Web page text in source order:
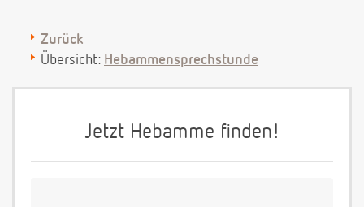
Zurück
Übersicht: Hebammensprechstunde
Jetzt Hebamme finden!